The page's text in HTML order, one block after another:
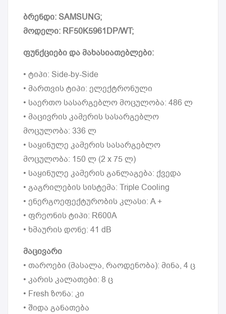
ბრენდი: SAMSUNG;
მოდელი: RF50K5961DP/WT;
ფუნქციები და მახასიათებლები:
• ტიპი: Side-by-Side
• მართვის ტიპი: ელექტრონული
• საერთო სასარგებლო მოცულობა: 486 ლ
• მაცივრის კამერის სასარგებლო
მოცულობა: 336 ლ
• საყინულე კამერის სასარგებლო
მოცულობა: 150 ლ (2 x 75 ლ)
• საყინულე კამერის განლაგება: ქვედა
• გაგრილების სისტემა: Triple Сooling
• ენერგოეფექტურობის კლასი: A +
• ფრეონის ტიპი: R600A
• ხმაურის დონე: 41 dB
მაცივარი
• თაროები (მასალა, რაოდენობა): მინა, 4 ც
• კარის კალათები: 8 ც
• Fresh ზონა: კი
• შიდა განათება